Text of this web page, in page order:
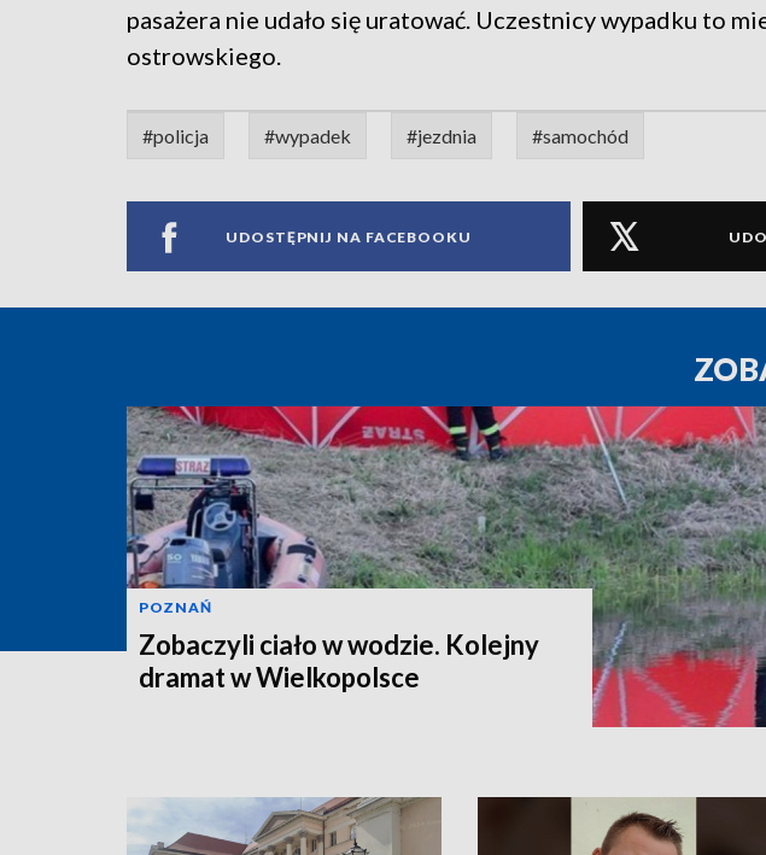
pasażera nie udało się uratować. Uczestnicy wypadku to
ostrowskiego.
#policja #wypadek #jezdnia #samochód
UDOSTĘPNIJ NA FACEBOOKU
POZNAŃ
Zobaczyli ciało w wodzie. Kolejny
dramat w Wielkopolsce